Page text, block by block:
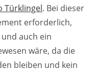
Türklingel. Bei dieser
erforderlich,
auch ein
wäre, da die
bleiben und kein